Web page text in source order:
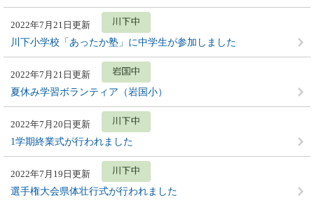
2022年7月21日更新
川下小学校「あったか塾」に中学生が参加しました
2022年7月21日更新
夏休み学習ボランティア（岩国小）
2022年7月20日更新
1学期終業式が行われました
2022年7月19日更新
選手権大会県体壮行式が行われました